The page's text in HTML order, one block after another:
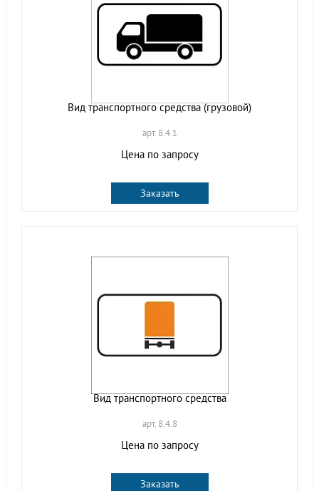
Вид транспортного средства (грузовой)
арт. 8.4.1
Цена по запросу
Заказать
Вид транспортного средства
арт. 8.4.8
Цена по запросу
Заказать